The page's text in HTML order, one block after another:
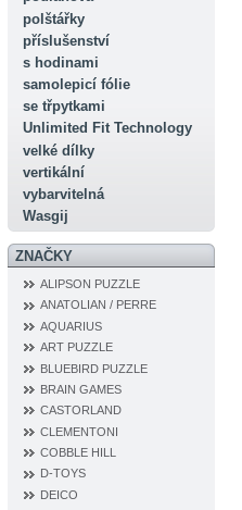
polštářky
příslušenství
s hodinami
samolepicí fólie
se třpytkami
Unlimited Fit Technology
velké dílky
vertikální
vybarvitelná
Wasgij
ZNAČKY
ALIPSON PUZZLE
ANATOLIAN / PERRE
AQUARIUS
ART PUZZLE
BLUEBIRD PUZZLE
BRAIN GAMES
CASTORLAND
CLEMENTONI
COBBLE HILL
D‐TOYS
DEICO